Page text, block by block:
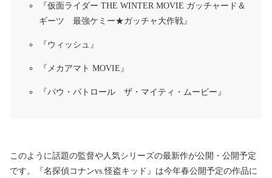
『仮面ライダー THE WINTER MOVIE ガッチャード＆
ギーツ 最強ケミー★ガッチャ大作戦』
『ウィッシュ』
『メカアマト MOVIE』
『パウ・パトロール ザ・マイティ・ムービー』
このように話題の監督や人気シリーズの最新作が公開・公開予定
です。『名探偵コナンvs.怪盗キッド』は今年春公開予定の作品に